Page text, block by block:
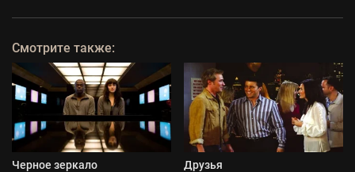
Смотрите также:
Черное зеркало Друзья